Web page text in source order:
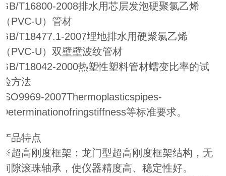
GB/T16800-2008排水用芯层发泡硬聚氯乙烯
（PVC-U）管材
GB/T18477.1-2007埋地排水用硬聚氯乙烯
（PVC-U）双壁壁波纹管材
GB/T18042-2000热塑性塑料管材蠕变比率的试
验方法
ISO9969-2007Thermoplasticspipes-
Determinationofringstiffness等标准要求。
产品特点
※超高刚度框架：龙门型超高刚度框架结构，无
间隙滚珠轴承，使仪器精度高、稳定性好。